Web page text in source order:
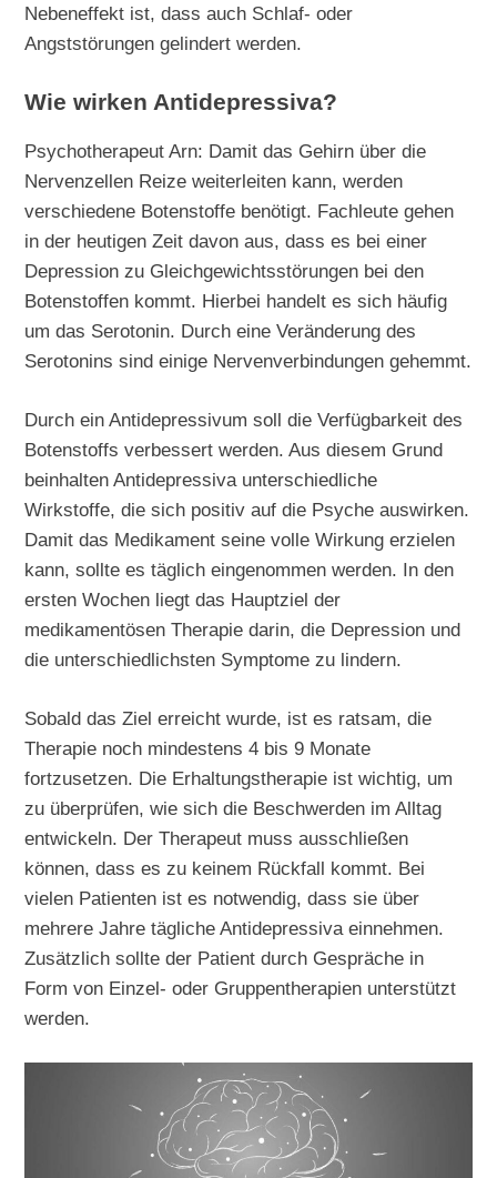
Nebeneffekt ist, dass auch Schlaf- oder
Angststörungen gelindert werden.
Wie wirken Antidepressiva?
Psychotherapeut Arn: Damit das Gehirn über die
Nervenzellen Reize weiterleiten kann, werden
verschiedene Botenstoffe benötigt. Fachleute gehen
in der heutigen Zeit davon aus, dass es bei einer
Depression zu Gleichgewichtsstörungen bei den
Botenstoffen kommt. Hierbei handelt es sich häufig
um das Serotonin. Durch eine Veränderung des
Serotonins sind einige Nervenverbindungen gehemmt.
Durch ein Antidepressivum soll die Verfügbarkeit des
Botenstoffs verbessert werden. Aus diesem Grund
beinhalten Antidepressiva unterschiedliche
Wirkstoffe, die sich positiv auf die Psyche auswirken.
Damit das Medikament seine volle Wirkung erzielen
kann, sollte es täglich eingenommen werden. In den
ersten Wochen liegt das Hauptziel der
medikamentösen Therapie darin, die Depression und
die unterschiedlichsten Symptome zu lindern.
Sobald das Ziel erreicht wurde, ist es ratsam, die
Therapie noch mindestens 4 bis 9 Monate
fortzusetzen. Die Erhaltungstherapie ist wichtig, um
zu überprüfen, wie sich die Beschwerden im Alltag
entwickeln. Der Therapeut muss ausschließen
können, dass es zu keinem Rückfall kommt. Bei
vielen Patienten ist es notwendig, dass sie über
mehrere Jahre tägliche Antidepressiva einnehmen.
Zusätzlich sollte der Patient durch Gespräche in
Form von Einzel- oder Gruppentherapien unterstützt
werden.